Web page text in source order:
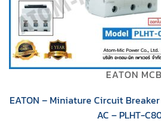
EATON MCB
EATON – Miniature Circuit Breaker
AC – PLHT-